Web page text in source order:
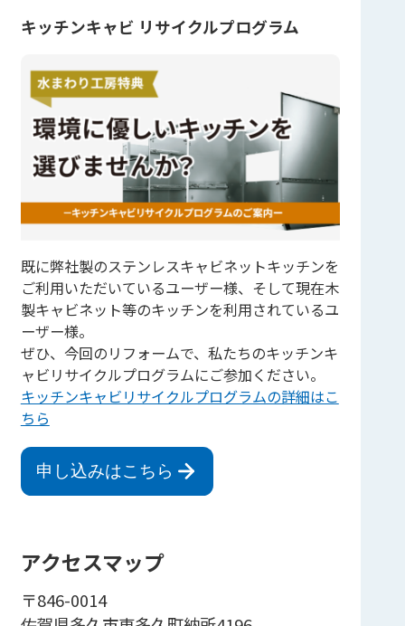
キッチンキャビ リサイクルプログラム
既に弊社製のステンレスキャビネットキッチンを
ご利用いただいているユーザー様、そして現在木
製キャビネット等のキッチンを利用されているユ
ーザー様。
ぜひ、今回のリフォームで、私たちのキッチンキ
ャビリサイクルプログラムにご参加ください。
キッチンキャビリサイクルプログラムの詳細はこ
ちら
申し込みはこちら
アクセスマップ
〒846-0014